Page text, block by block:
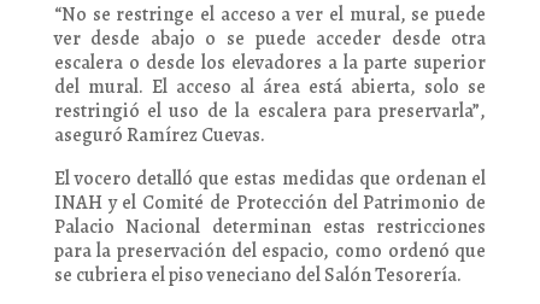
“No se restringe el acceso a ver el mural, se puede
ver desde abajo o se puede acceder desde otra
escalera o desde los elevadores a la parte superior
del mural. El acceso al área está abierta, solo se
restringió el uso de la escalera para preservarla”,
aseguró Ramírez Cuevas.
El vocero detalló que estas medidas que ordenan el
INAH y el Comité de Protección del Patrimonio de
Palacio Nacional determinan estas restricciones
para la preservación del espacio, como ordenó que
se cubriera el piso veneciano del Salón Tesorería.